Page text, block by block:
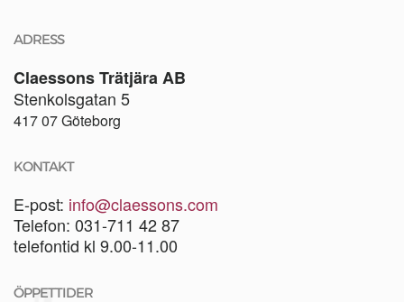
ADRESS
Claessons Trätjära AB
Stenkolsgatan 5
417 07 Göteborg
KONTAKT
E-post: info@claessons.com
Telefon: 031-711 42 87
telefontid kl 9.00-11.00
ÖPPETTIDER